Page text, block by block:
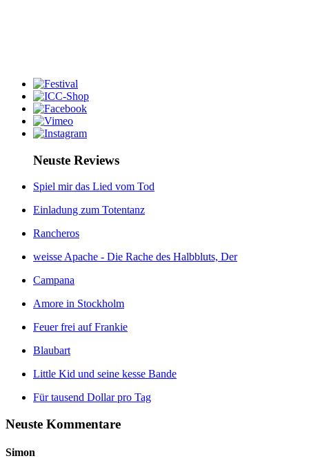
Neuste Reviews
Spiel mir das Lied vom Tod
Einladung zum Totentanz
Rancheros
weisse Apache - Die Rache des Halbbluts, Der
Campana
Amore in Stockholm
Feuer frei auf Frankie
Blaubart
Little Kid und seine kesse Bande
Für tausend Dollar pro Tag
Neuste Kommentare
Simon